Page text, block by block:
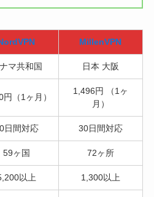
MillenVPN
マ共和国 日本 大阪
円（1ヶ月）
1,496円 （1ヶ
月）
日間対応 30日間対応
59ヶ国 72ヶ所
以上 1,300以上